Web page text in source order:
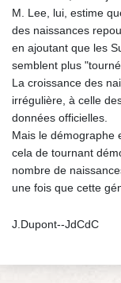
M. Lee, lui, estime
des naissances
en ajoutant que les
semblent plus
La croissance des
irrégulière, à celle
données officielles.
Mais le démographe
cela de tournant
nombre de
une fois que cette
J.Dupont--JdCdC